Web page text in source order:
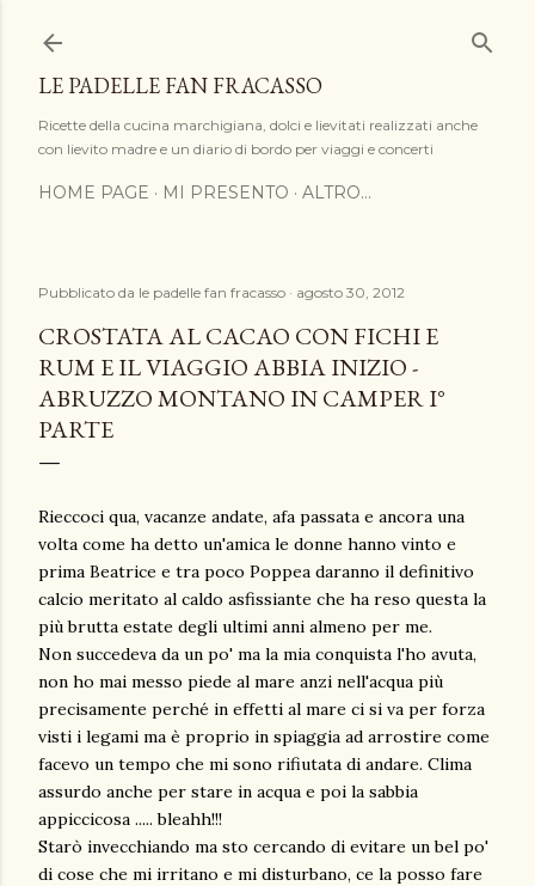
LE PADELLE FAN FRACASSO
Ricette della cucina marchigiana, dolci e lievitati realizzati anche
con lievito madre e un diario di bordo per viaggi e concerti
HOME PAGE MI PRESENTO ALTRO…
Pubblicato da le padelle fan fracasso agosto 30, 2012
CROSTATA AL CACAO CON FICHI E
RUM E IL VIAGGIO ABBIA INIZIO -
ABRUZZO MONTANO IN CAMPER I°
PARTE
Rieccoci qua, vacanze andate, afa passata e ancora una
volta come ha detto un'amica le donne hanno vinto e
prima Beatrice e tra poco Poppea daranno il definitivo
calcio meritato al caldo asfissiante che ha reso questa la
più brutta estate degli ultimi anni almeno per me.
Non succedeva da un po' ma la mia conquista l'ho avuta,
non ho mai messo piede al mare anzi nell'acqua più
precisamente perché in effetti al mare ci si va per forza
visti i legami ma è proprio in spiaggia ad arrostire come
facevo un tempo che mi sono rifiutata di andare. Clima
assurdo anche per stare in acqua e poi la sabbia
appiccicosa ..... bleahh!!!
Starò invecchiando ma sto cercando di evitare un bel po'
di cose che mi irritano e mi disturbano, ce la posso fare